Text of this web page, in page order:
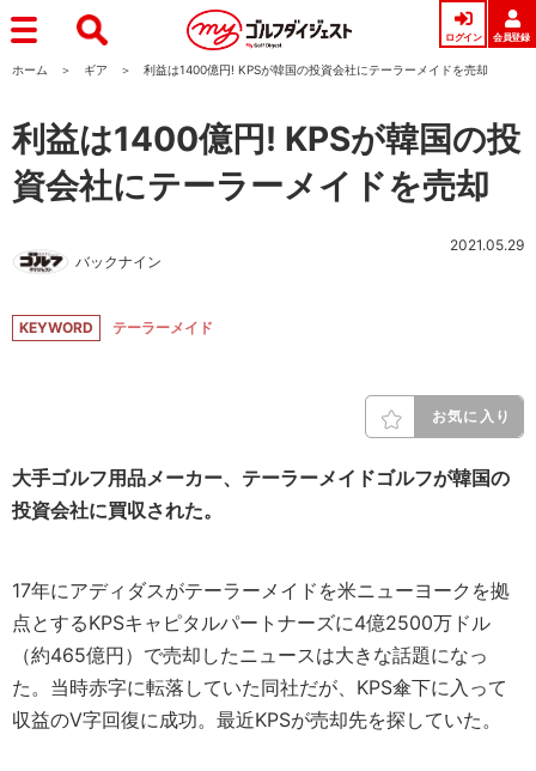
ログイン 会員登録
ホーム ギア 利益は1400億円! KPSが韓国の投資会社にテーラーメイドを売却
利益は1400億円! KPSが韓国の投
資会社にテーラーメイドを売却
バックナイン
2021.05.29
KEYWORD テーラーメイド
お気に入り
大手ゴルフ用品メーカー、テーラーメイドゴルフが韓国の
投資会社に買収された。
17年にアディダスがテーラーメイドを米ニューヨークを拠
点とするKPSキャピタルパートナーズに4億2500万ドル
（約465億円）で売却したニュースは大きな話題になっ
た。当時赤字に転落していた同社だが、KPS傘下に入って
収益のV字回復に成功。最近KPSが売却先を探していた。